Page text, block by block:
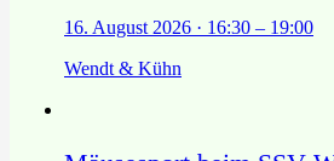
16. August 2026 · 16:30 – 19:00
Wendt & Kühn